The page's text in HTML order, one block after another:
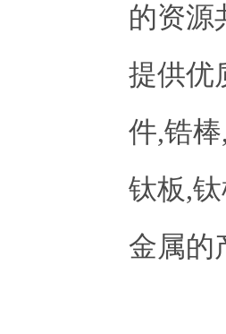
的资源
提供优
件,锆
钛板,
金属的